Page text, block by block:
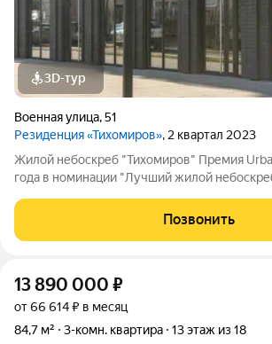
3D-тур
Военная улица,51
Резиденция «Тихомиров», 2 квартал 2023
Жилой небоскреб "Тихомиров" Премия
года в номинации "Лучший жилой
работать, не задумываясь о бытовых
Позвонить
13 890 000 ₽
от 66 614 ₽ в месяц
84,7 м²
3-комн. квартира 13 этаж из 18